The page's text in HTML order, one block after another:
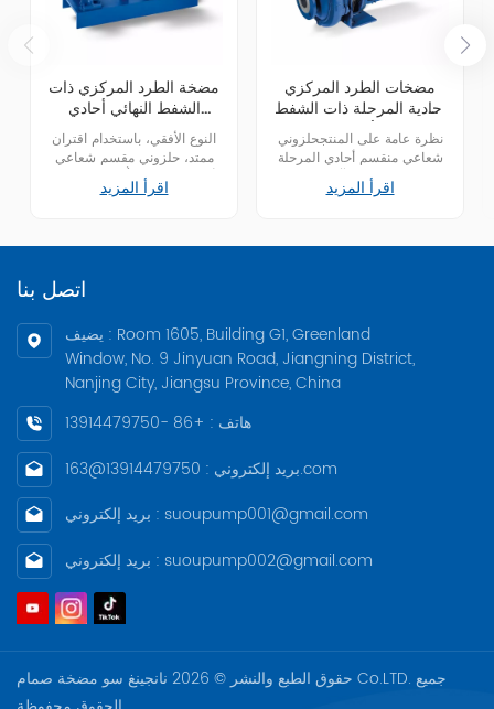
مضخة الطرد المركزي ذات
الشفط النهائي أحادي
المرحلة ذات الوصلة
الممتدة KSB ETN
النوع الأفقي، باستخدام اقتران
ممتد، حلزوني مقسم شعاعي
أحادي المرحلة (حجم المضخة
أكبر من 125 يعتمد تصميمًا ثنائي
للاستبدال / غلاف حماية العمود
المضخة قابلة للاستبدال،
اقرأ المزيد
مضخات الطرد المركزي
أحادية المرحلة ذات الشفط
النهائي الأفقية المتصلة
مباشرة من طراز KSB ETB
نظرة عامة على المنتجحلزوني
شعاعي منقسم أحادي المرحلة
متصل مباشرة بآلة واحدة،
الطاقة المقدرة تتوافق مع معيار
لجسم المضخة، والتصميم
اقرأ المزيد
اتصل بنا
يضيف : Room 1605, Building G1, Greenland
Window, No. 9 Jinyuan Road, Jiangning District,
Nanjing City, Jiangsu Province, China
هاتف : +86 -13914479750
بريد إلكتروني : 13914479750@163.com
بريد إلكتروني : suoupump001@gmail.com
بريد إلكتروني : suoupump002@gmail.com
حقوق الطبع والنشر © 2026 نانجينغ سو مضخة صمام Co.LTD. جميع